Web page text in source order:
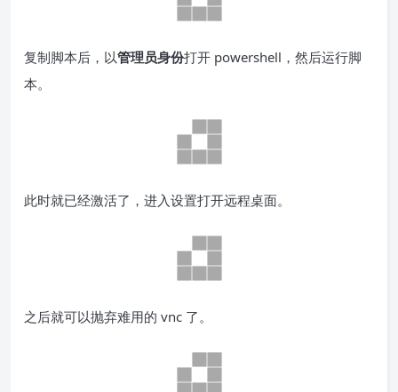
复制脚本后，以管理员身份打开 powershell，然后运行脚
本。
此时就已经激活了，进入设置打开远程桌面。
之后就可以抛弃难用的 vnc 了。